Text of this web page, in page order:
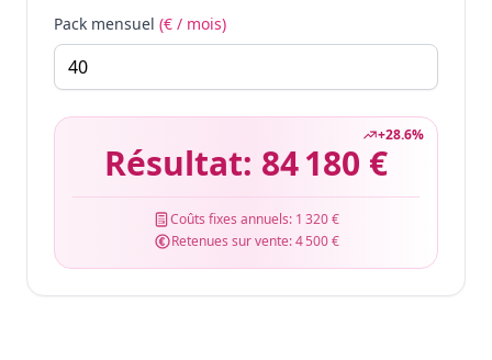
Pack mensuel (€ / mois)
+28.6%
Résultat: 84 180 €
Coûts fixes annuels: 1 320 €
Retenues sur vente:4 500 €